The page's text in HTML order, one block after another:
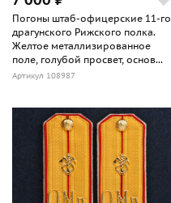
Погоны штаб-офицерские 11-го
драгунского Рижского полка.
Желтое металлизированное
поле, голубой просвет, основ...
Артикул 108987